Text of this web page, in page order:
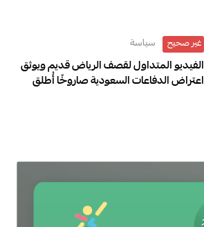
غير صحيح سياسة
الفيديو المتداول لقصف الرياض قديم ويوثق
اعتراض الدفاعات السعودية صاروخًا أُطلق